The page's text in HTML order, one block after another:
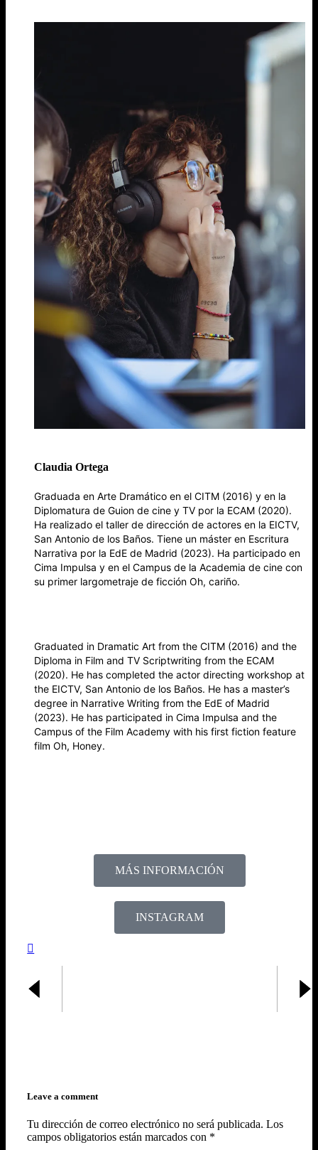
Claudia Ortega
Graduada en Arte Dramático en el CITM (2016) y en la
Diplomatura de Guion de cine y TV por la ECAM (2020).
Ha realizado el taller de dirección de actores en la EICTV,
San Antonio de los Baños. Tiene un máster en Escritura
Narrativa por la EdE de Madrid (2023). Ha participado en
Cima Impulsa y en el Campus de la Academia de cine con
su primer largometraje de ficción Oh, cariño.
Graduated in Dramatic Art from the CITM (2016) and the
Diploma in Film and TV Scriptwriting from the ECAM
(2020). He has completed the actor directing workshop at
the EICTV, San Antonio de los Baños. He has a master’s
degree in Narrative Writing from the EdE of Madrid
(2023). He has participated in Cima Impulsa and the
Campus of the Film Academy with his first fiction feature
film Oh, Honey.
MÁS INFORMACIÓN
INSTAGRAM
Leave a comment
Tu dirección de correo electrónico no será publicada. Los
campos obligatorios están marcados con *